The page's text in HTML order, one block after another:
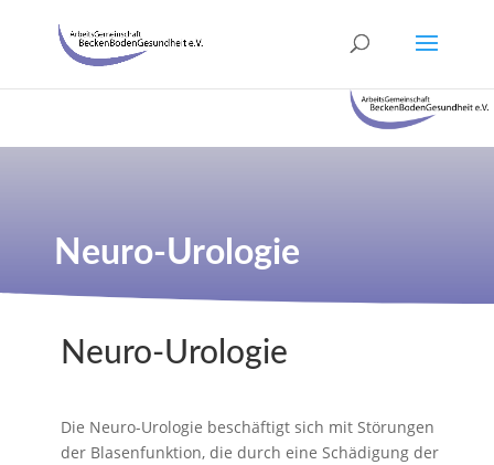
Neuro-Urologie
Neuro-Urologie
Die Neuro-Urologie beschäftigt sich mit Störungen
der Blasenfunktion, die durch eine Schädigung der